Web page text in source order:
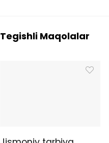
Tegishli Maqolalar